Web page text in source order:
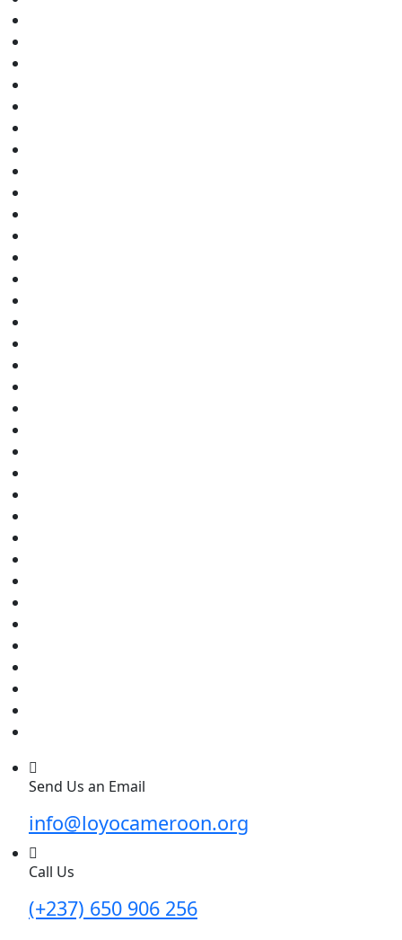
Send Us an Email
info@loyocameroon.org
Call Us
(+237) 650 906 256